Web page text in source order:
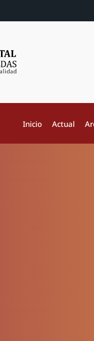
Inicio Actual